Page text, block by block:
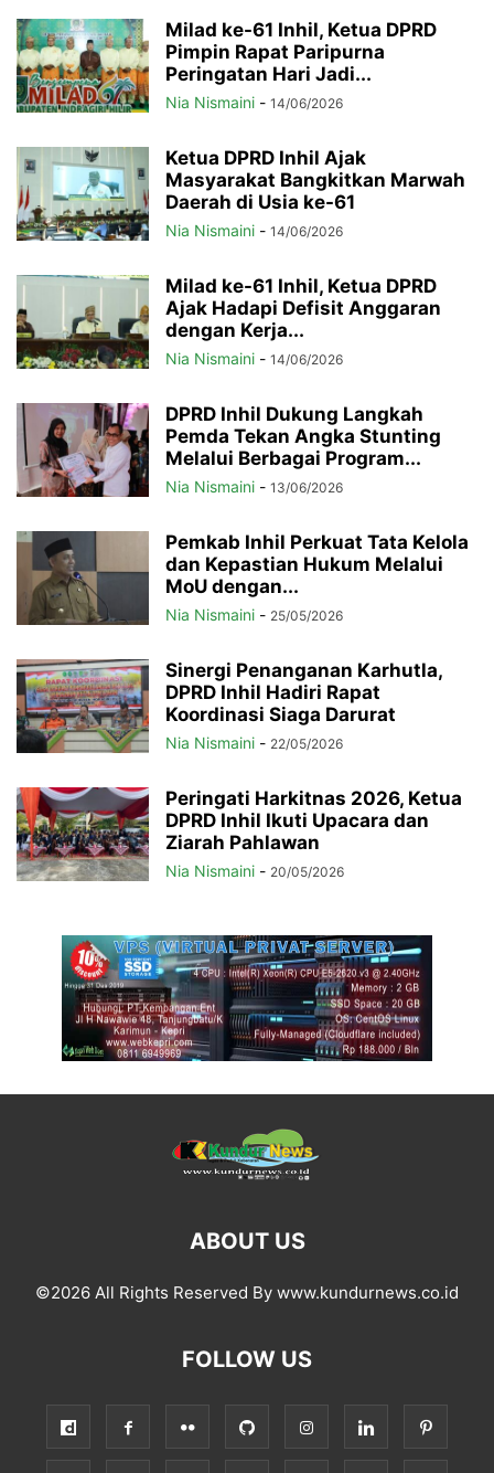
Milad ke-61 Inhil, Ketua DPRD
Pimpin Rapat Paripurna
Peringatan Hari Jadi...
Nia Nismaini - 14/06/2026
Ketua DPRD Inhil Ajak
Masyarakat Bangkitkan Marwah
Daerah di Usia ke-61
Nia Nismaini - 14/06/2026
Milad ke-61 Inhil, Ketua DPRD
Ajak Hadapi Defisit Anggaran
dengan Kerja...
Nia Nismaini - 14/06/2026
DPRD Inhil Dukung Langkah
Pemda Tekan Angka Stunting
Melalui Berbagai Program...
Nia Nismaini - 13/06/2026
Pemkab Inhil Perkuat Tata Kelola
dan Kepastian Hukum Melalui
MoU dengan...
Nia Nismaini - 25/05/2026
Sinergi Penanganan Karhutla,
DPRD Inhil Hadiri Rapat
Koordinasi Siaga Darurat
Nia Nismaini - 22/05/2026
Peringati Harkitnas 2026, Ketua
DPRD Inhil Ikuti Upacara dan
Ziarah Pahlawan
Nia Nismaini - 20/05/2026
ABOUT US
©2026 All Rights Reserved By www.kundurnews.co.id
FOLLOW US